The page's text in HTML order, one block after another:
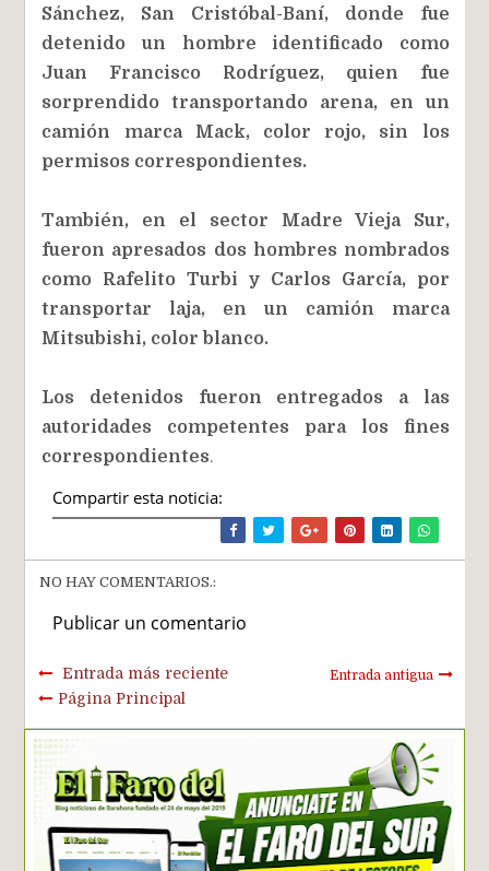
Sánchez, San Cristóbal-Baní, donde fue
detenido un hombre identificado como
Juan Francisco Rodríguez, quien fue
sorprendido transportando arena, en un
camión marca Mack, color rojo, sin los
permisos correspondientes.
También, en el sector Madre Vieja Sur,
fueron apresados dos hombres nombrados
como Rafelito Turbi y Carlos García, por
transportar laja, en un camión marca
Mitsubishi, color blanco.
Los detenidos fueron entregados a las
autoridades competentes para los fines
correspondientes.
Compartir esta noticia:
NO HAY COMENTARIOS.:
Publicar un comentario
Entrada más reciente Entrada antigua
Página Principal